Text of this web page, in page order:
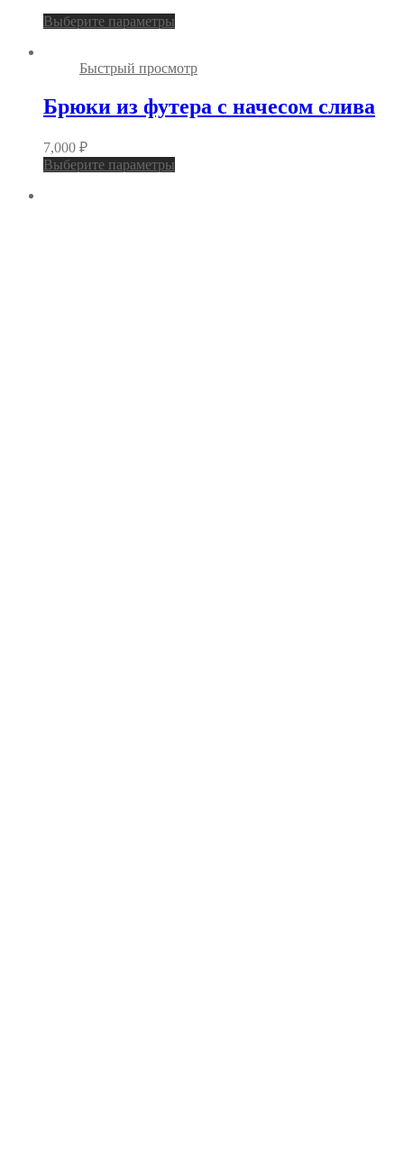
Выберите параметры
Быстрый просмотр
Брюки из футера с начесом слива
7,000 ₽
Выберите параметры